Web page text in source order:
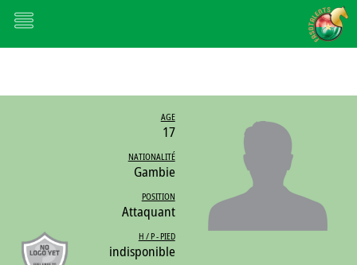
AGE
17
NATIONALITÉ
Gambie
POSITION
Attaquant
H / P - PIED
indisponible